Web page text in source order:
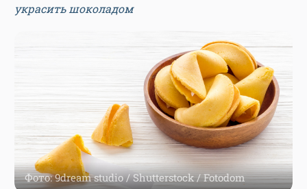
украсить шоколадом
Фото: 9dream studio / Shutterstock / Fotodom